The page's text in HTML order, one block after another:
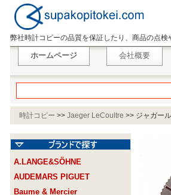
弊社時計コピーの品質を保証したり、商品の点
ホームページ 会社概要
時計コピー >> Jaeger LeCoultre >> ジャガー
A.LANGE&SÖHNE
AUDEMARS PIGUET
Baume & Mercier